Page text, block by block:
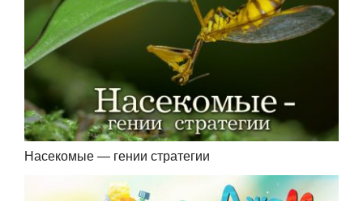
Насекомые — гении стратегии